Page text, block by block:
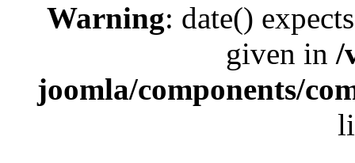
Warning: date()
given in /
joomla/components/